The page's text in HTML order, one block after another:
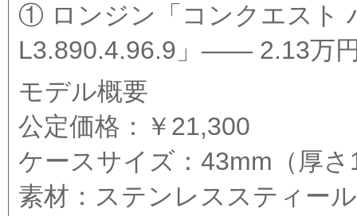
① ロンジン「コンクエスト
L3.890.4.96.9」—— 2.13万
モデル概要
公定価格：￥21,300
ケースサイズ：43mm（厚
素材：ステンレススティール